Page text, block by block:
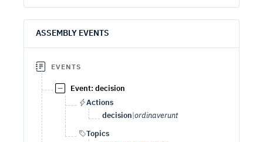
ASSEMBLY EVENTS
EVENTS
Event: decision
Actions
decision ordinaverunt
Topics